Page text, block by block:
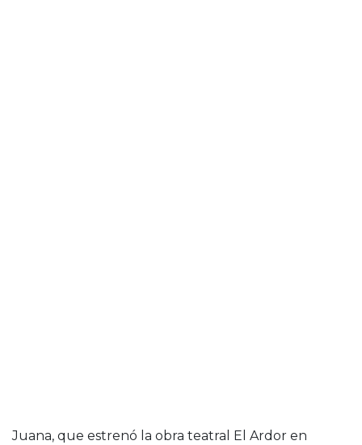
Juana, que estrenó la obra teatral El Ardor en